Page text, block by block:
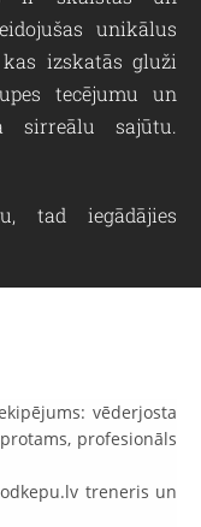
unikālus
izskatās gluži
tecējumu un
sirreālu sajūtu.
tad iegādājies
vēderjosta
profesionāls
treneris un